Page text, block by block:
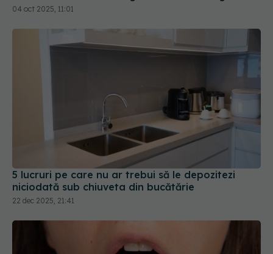
04 oct 2025, 11:01
5 lucruri pe care nu ar trebui să le depozitezi
niciodată sub chiuveta din bucătărie
22 dec 2025, 21:41